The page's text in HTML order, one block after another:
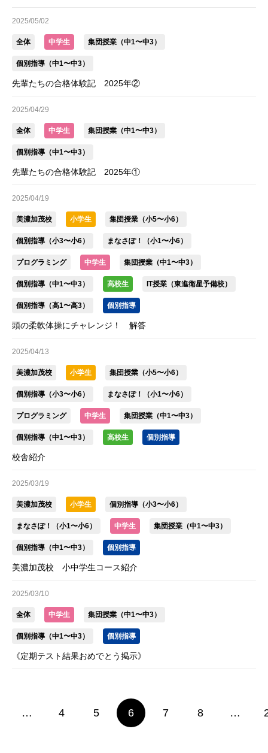
2025/05/02
全体 中学生 集団授業（中1〜中3）
個別指導（中1〜中3）
先輩たちの合格体験記 2025年②
2025/04/29
全体 中学生 集団授業（中1〜中3）
個別指導（中1〜中3）
先輩たちの合格体験記 2025年①
2025/04/19
美濃加茂校 小学生 集団授業（小5〜小6）
個別指導（小3〜小6） まなさぽ！（小1〜小6）
プログラミング 中学生 集団授業（中1〜中3）
個別指導（中1〜中3） 高校生 IT授業（東進衛星予備校）
個別指導（高1〜高3） 個別指導
頭の柔軟体操にチャレンジ！ 解答
2025/04/13
美濃加茂校 小学生 集団授業（小5〜小6）
個別指導（小3〜小6） まなさぽ！（小1〜小6）
プログラミング 中学生 集団授業（中1〜中3）
個別指導（中1〜中3） 高校生 個別指導
校舎紹介
2025/03/19
美濃加茂校 小学生 個別指導（小3〜小6）
まなさぽ！（小1〜小6） 中学生 集団授業（中1〜中3）
個別指導（中1〜中3） 個別指導
美濃加茂校 小中学生コース紹介
2025/03/10
全体 中学生 集団授業（中1〜中3）
個別指導（中1〜中3） 個別指導
《定期テスト結果おめでとう掲示》
… 4 5 6 7 8 …